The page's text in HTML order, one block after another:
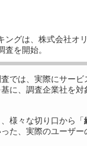
ングは、株式会社オ
査を開始。
では、実際にサービ
に、調査企業社を対
様々な切り口から「
た、実際のユーザー